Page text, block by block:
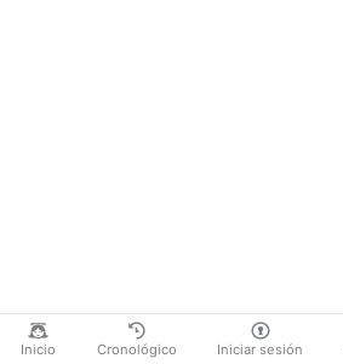
Inicio Cronológico Iniciar sesión